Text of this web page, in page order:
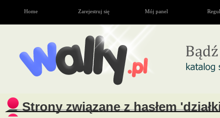
Home Zarejestruj się Mój panel
Strony związane z hasłem